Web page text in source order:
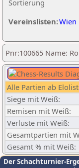
Sortierung
Vereinslisten:Wien
Pnr:100665 Name:
Alle Partien ab
Siege mit Weiß:
Remisen mit Weiß:
Verluste mit Weiß:
Gesamtpartien mit
Gesamt % mit Weiß:
Der Schachturnier-